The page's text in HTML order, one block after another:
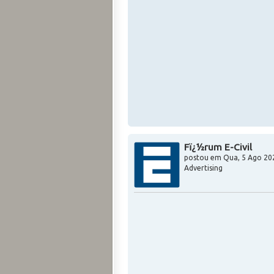
Fï¿½rum E-Civil
postou em Qua, 5 Ago
Advertising